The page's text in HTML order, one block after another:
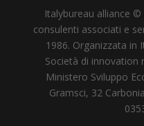
Italybureau alliance
consulenti associati e
1986. Organizzata in
Società di innovation
Ministero Sviluppo
Gramsci, 32